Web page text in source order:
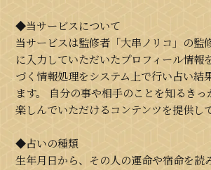
◆当サービスについて
当サービスは監修者「大串ノリコ」の監
に入力していただいたプロフィール情報
づく情報処理をシステム上で行い占い結
ます。 自分の事や相手のことを知るき
楽しんでいただけるコンテンツを提供し
◆占いの種類
生年月日から、その人の運命や宿命を読